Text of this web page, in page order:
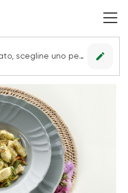
Nessun punto vendita impostato, scegline uno per vedere le offerte. edit